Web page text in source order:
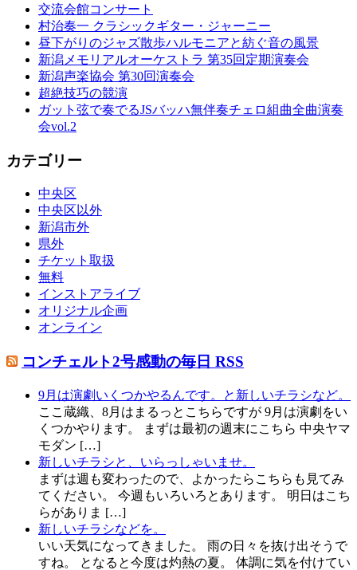
交流会館コンサート
村治奏一 クラシックギター・ジャーニー
昼下がりのジャズ散歩ハルモニアと紡ぐ音の風景
新潟メモリアルオーケストラ 第35回定期演奏会
新潟声楽協会 第30回演奏会
超絶技巧の競演
ガット弦で奏でるJSバッハ無伴奏チェロ組曲全曲演奏
会vol.2
カテゴリー
中央区
中央区以外
新潟市外
県外
チケット取扱
無料
インストアライブ
オリジナル企画
オンライン
コンチェルト2号感動の毎日 RSS
9月は演劇いくつかやるんです。と新しいチラシなど。
ここ蔵織、8月はまるっとこちらですが 9月は演劇をい
くつかやります。 まずは最初の週末にこちら 中央ヤマ
モダン […]
新しいチラシと、いらっしゃいませ。
まずは週も変わったので、よかったらこちらも見てみ
てください。 今週もいろいろとあります。 明日はこち
らがありま […]
新しいチラシなどを。
いい天気になってきました。 雨の日々を抜け出そうで
すね。 となると今度は灼熱の夏。 体調に気を付けてい